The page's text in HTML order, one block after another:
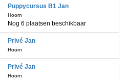
Puppycursus B1 Jan
Hoorn
Nog 6 plaatsen beschikbaar
Privé Jan
Hoorn
Privé Jan
Hoorn